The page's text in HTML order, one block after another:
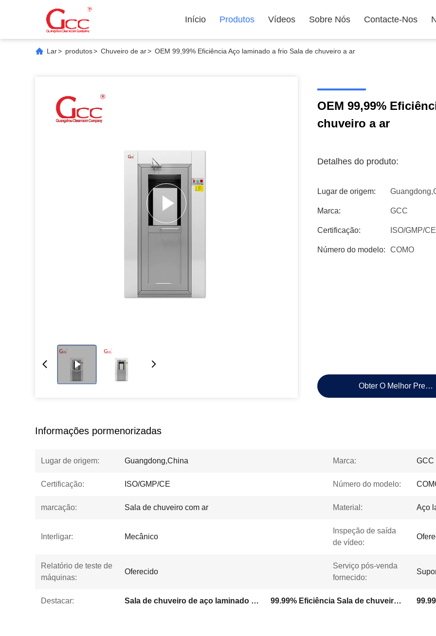
Início Produtos Vídeos Sobre Nós Contacte-Nos
Lar> produtos> Chuveiro de ar> OEM 99,99% Eficiência Aço laminado a frio Sala de chuveiro a ar
OEM 99,99%
chuveiro a ar
Detalhes do produto:
Lugar de origem:
Marca: GCC
Certificação: ISO/GMP/CE
Número do modelo: COMO
Obter O Melhor Preço
Informações pormenorizadas
Lugar de origem: Guangdong,China Marca: GCC
Certificação: ISO/GMP/CE Número do modelo:
marcação: Sala de chuveiro com ar Material: Aço
Interligar: Mecânico
Inspeção de saída
de vídeo:
Relatório de teste de
máquinas:
Oferecido
Serviço pós-venda
fornecido:
Destacar: Sala de chuveiro de aço laminado a frio 99.99% Eficiência Sala de chuveiro com ar